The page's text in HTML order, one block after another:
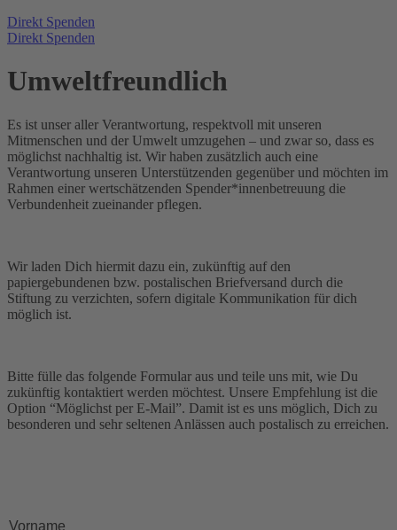
Direkt Spenden
Direkt Spenden
Umweltfreundlich
Es ist unser aller Verantwortung, respektvoll mit unseren
Mitmenschen und der Umwelt umzugehen – und zwar so, dass es
möglichst nachhaltig ist. Wir haben zusätzlich auch eine
Verantwortung unseren Unterstützenden gegenüber und möchten im
Rahmen einer wertschätzenden Spender*innenbetreuung die
Verbundenheit zueinander pflegen.
Wir laden Dich hiermit dazu ein, zukünftig auf den
papiergebundenen bzw. postalischen Briefversand durch die
Stiftung zu verzichten, sofern digitale Kommunikation für dich
möglich ist.
Bitte fülle das folgende Formular aus und teile uns mit, wie Du
zukünftig kontaktiert werden möchtest. Unsere Empfehlung ist die
Option “Möglichst per E-Mail”. Damit ist es uns möglich, Dich zu
besonderen und sehr seltenen Anlässen auch postalisch zu erreichen.
Vorname